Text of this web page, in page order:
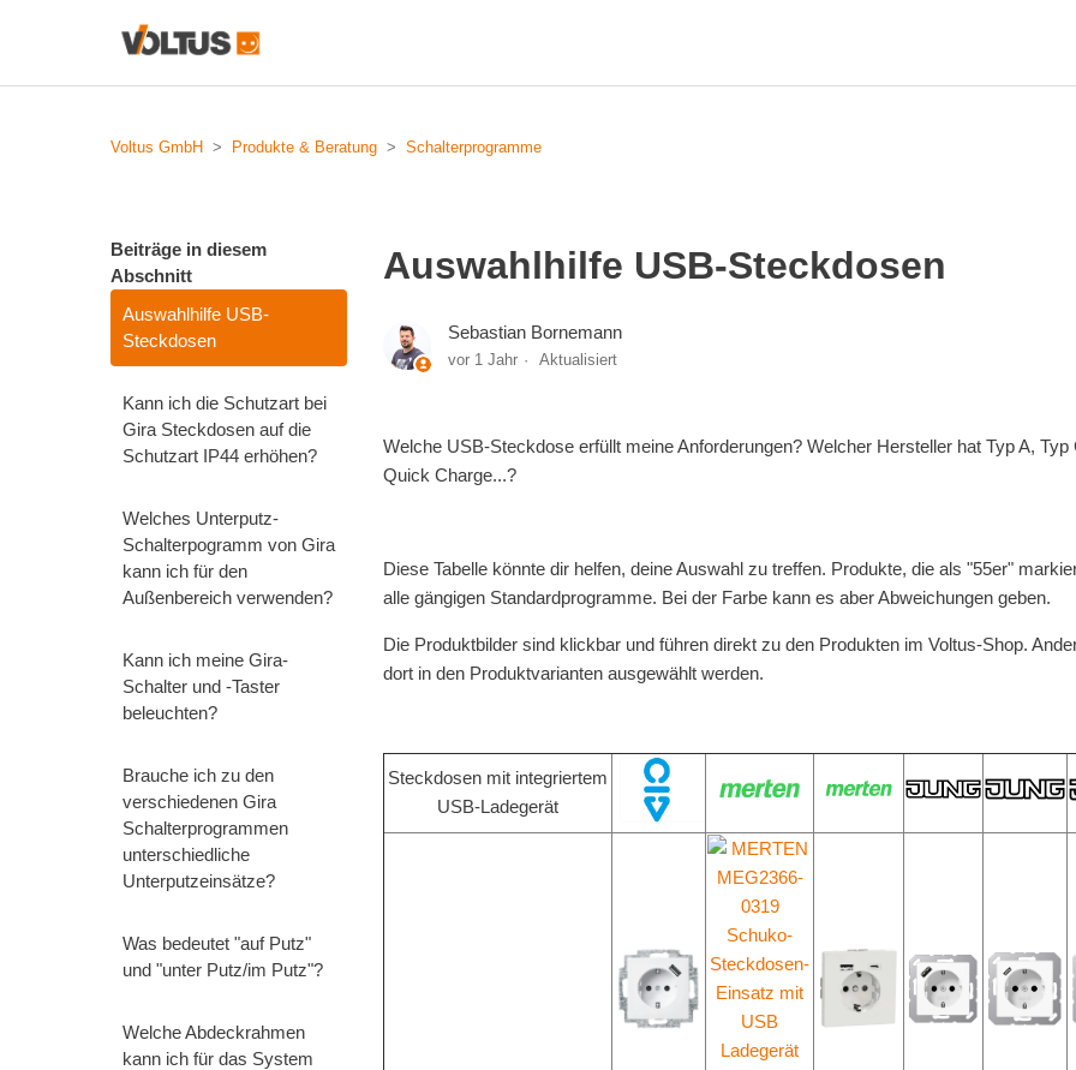
Voltus GmbH Produkte & Beratung Schalterprogramme
Beiträge in diesem
Abschnitt
Auswahlhilfe USB-
Steckdosen
Kann ich die Schutzart bei
Gira Steckdosen auf die
Schutzart IP44 erhöhen?
Welches Unterputz-
Schalterpogramm von Gira
kann ich für den
Außenbereich verwenden?
Kann ich meine Gira-
Schalter und -Taster
beleuchten?
Brauche ich zu den
verschiedenen Gira
Schalterprogrammen
unterschiedliche
Unterputzeinsätze?
Was bedeutet "auf Putz"
und "unter Putz/im Putz"?
Welche Abdeckrahmen
kann ich für das System
Auswahlhilfe USB-Steckdosen
Sebastian Bornemann
vor 1 Jahr Aktualisiert
Welche USB-Steckdose erfüllt meine Anforderungen? Welcher Hersteller hat Typ A, Typ
Quick Charge...?
Diese Tabelle könnte dir helfen, deine Auswahl zu treffen. Produkte, die als "55er"
alle gängigen Standardprogramme. Bei der Farbe kann es aber Abweichungen geben.
Die Produktbilder sind klickbar und führen direkt zu den Produkten im Voltus-Shop.
dort in den Produktvarianten ausgewählt werden.
Steckdosen mit integriertem
USB-Ladegerät